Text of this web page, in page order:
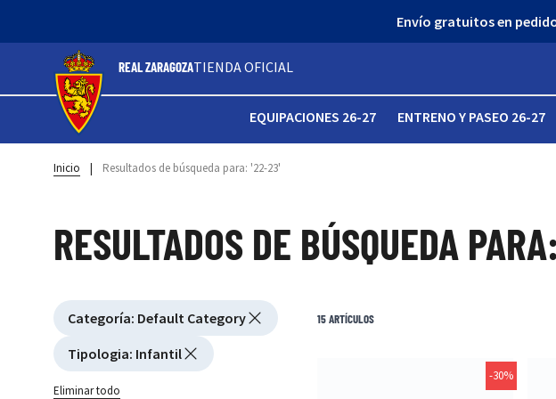
¡Descubre
REAL ZARAGOZATIENDA OFICIAL
EQUIPACIONES 26-27 ENTRENO Y PASEO 26-27
Inicio | Resultados de búsqueda para: '22-23'
RESULTADOS DE BÚSQUEDA
Ver filtros
Active filtering
Categoría: Default Category
Tipologia: Infantil
Eliminar todo
15ARTÍCULOS
-30%